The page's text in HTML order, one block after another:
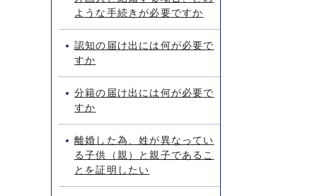
ような手続きが必要ですか
認知の届け出には何が必要で
すか
分籍の届け出には何が必要で
すか
離婚した為、姓が異なってい
る子供（親）と親子であるこ
とを証明したい